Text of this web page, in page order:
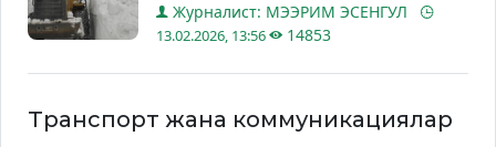
Журналист: МЭЭРИМ ЭСЕНГУЛ
13.02.2026, 13:56 14853
Транспорт жана коммуникациялар